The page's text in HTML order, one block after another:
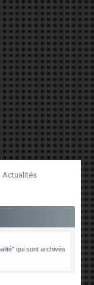
Actualités
qui sont archivés